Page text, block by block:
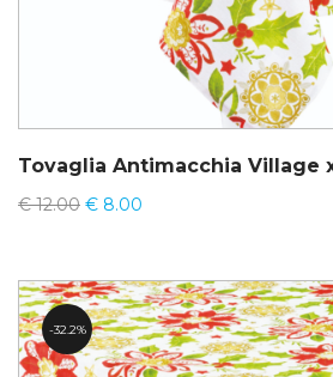
Tovaglia Antimacchia Village
€12.00 € 8.00
32.2%